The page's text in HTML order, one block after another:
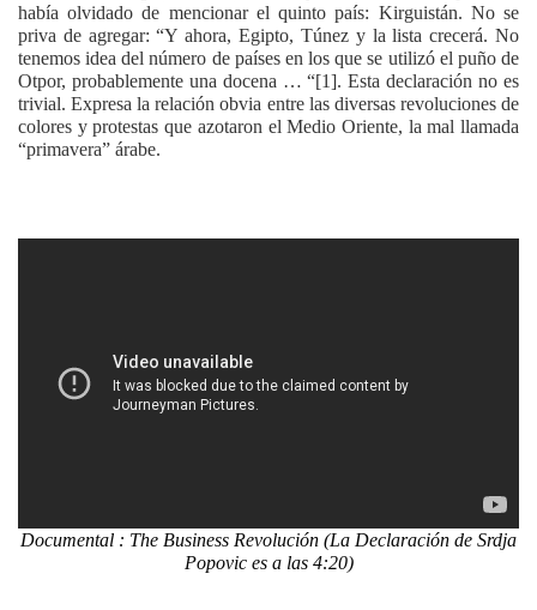
había olvidado de mencionar el quinto país: Kirguistán. No se
priva de agregar: “Y ahora, Egipto, Túnez y la lista crecerá. No
tenemos idea del número de países en los que se utilizó el puño de
Otpor, probablemente una docena … “[1]. Esta declaración no es
trivial. Expresa la relación obvia entre las diversas revoluciones de
colores y protestas que azotaron el Medio Oriente, la mal llamada
“primavera” árabe.
Documental : The Business Revolución (La Declaración de Srdja
Popovic es a las 4:20)